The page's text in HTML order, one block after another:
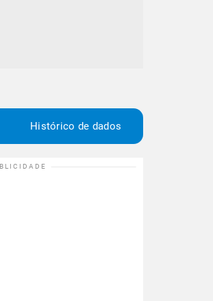
Histórico de dados